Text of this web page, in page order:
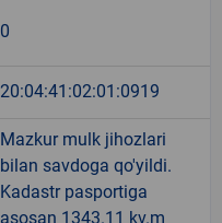
0
20:04:41:02:01:0919
Mazkur mulk jihozlari
bilan savdoga qo'yildi.
Kadastr pasportiga
asosan 1343.11 kv.m